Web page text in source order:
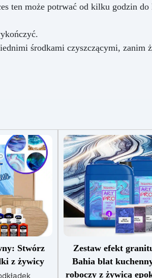
ten może potrwać od kilku godzin
środkami czyszczącymi, zanim
Stwórz
z żywicy
Zestaw efekt
Bahia blat
roboczy z żywicą